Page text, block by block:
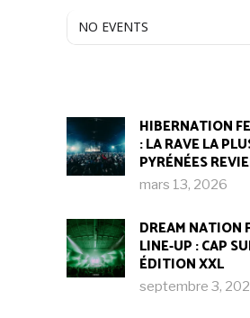
NO EVENTS
HIBERNATION
: LA RAVE LA
PYRÉNÉES
mars 13, 2026
DREAM NATION
LINE-UP : CAP
ÉDITION XXL
septembre 3,